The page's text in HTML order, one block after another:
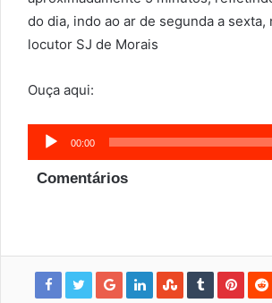
do dia, indo ao ar de segunda a sexta,
locutor SJ de Morais
Ouça aqui:
Tocador
de
áudio
00:00
Comentários